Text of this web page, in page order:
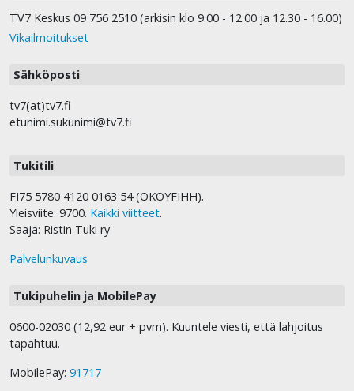
TV7 Keskus 09 756 2510 (arkisin klo 9.00 - 12.00 ja 12.30 - 16.00)
Vikailmoitukset
Sähköposti
tv7(at)tv7.fi
etunimi.sukunimi@tv7.fi
Tukitili
FI75 5780 4120 0163 54 (OKOYFIHH).
Yleisviite: 9700. Kaikki viitteet.
Saaja: Ristin Tuki ry
Palvelunkuvaus
Tukipuhelin ja MobilePay
0600-02030 (12,92 eur + pvm). Kuuntele viesti, että lahjoitus
tapahtuu.
MobilePay: 91717